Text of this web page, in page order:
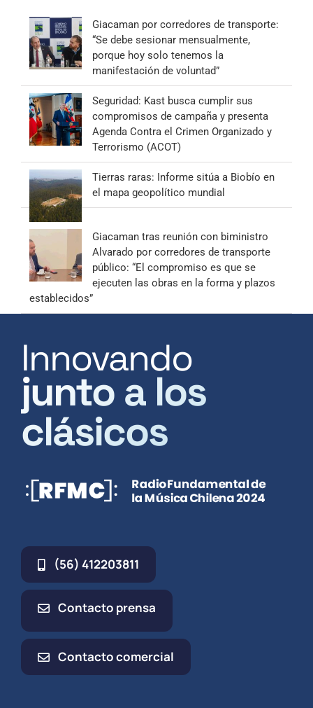
Giacaman por corredores de transporte:
“Se debe sesionar mensualmente,
porque hoy solo tenemos la
manifestación de voluntad”
Seguridad: Kast busca cumplir sus
compromisos de campaña y presenta
Agenda Contra el Crimen Organizado y
Terrorismo (ACOT)
Tierras raras: Informe sitúa a Biobío en
el mapa geopolítico mundial
Giacaman tras reunión con biministro
Alvarado por corredores de transporte
público: “El compromiso es que se
ejecuten las obras en la forma y plazos
establecidos”
Innovando
junto a los
clásicos
(56) 412203811
Contacto prensa
Contacto comercial